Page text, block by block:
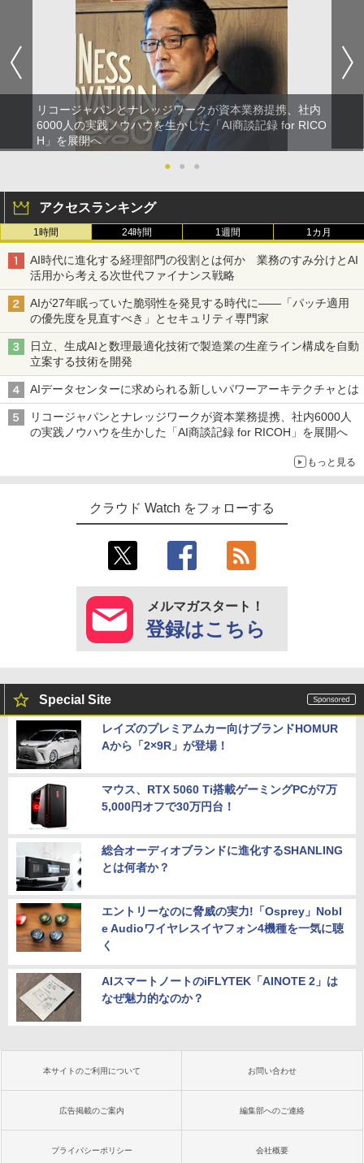
リコージャパンとナレッジワークが資本業務提携、社内
6000人の実践ノウハウを生かした「AI商談記録 for RICO
H」を展開へ
●
● ●
アクセスランキング
1時間 24時間 1週間 1カ月
AI時代に進化する経理部門の役割とは何か 業務のすみ分けとAI
活用から考える次世代ファイナンス戦略
AIが27年眠っていた脆弱性を発見する時代に――「パッチ適用
の優先度を見直すべき」とセキュリティ専門家
日立、生成AIと数理最適化技術で製造業の生産ライン構成を自動
立案する技術を開発
AIデータセンターに求められる新しいパワーアーキテクチャとは
リコージャパンとナレッジワークが資本業務提携、社内6000人
の実践ノウハウを生かした「AI商談記録 for RICOH」を展開へ
もっと見る
クラウド Watch をフォローする
メルマガスタート！
登録はこちら
Special Site
レイズのプレミアムカー向けブランドHOMUR
Aから「2×9R」が登場！
マウス、RTX 5060 Ti搭載ゲーミングPCが7万
5,000円オフで30万円台！
総合オーディオブランドに進化するSHANLING
とは何者か？
エントリーなのに脅威の実力!「Osprey」Nobl
e Audioワイヤレスイヤフォン4機種を一気に聴
く
AIスマートノートのiFLYTEK「AINOTE 2」は
なぜ魅力的なのか？
本サイトのご利用について お問い合わせ
広告掲載のご案内 編集部へのご連絡
プライバシーポリシー 会社概要